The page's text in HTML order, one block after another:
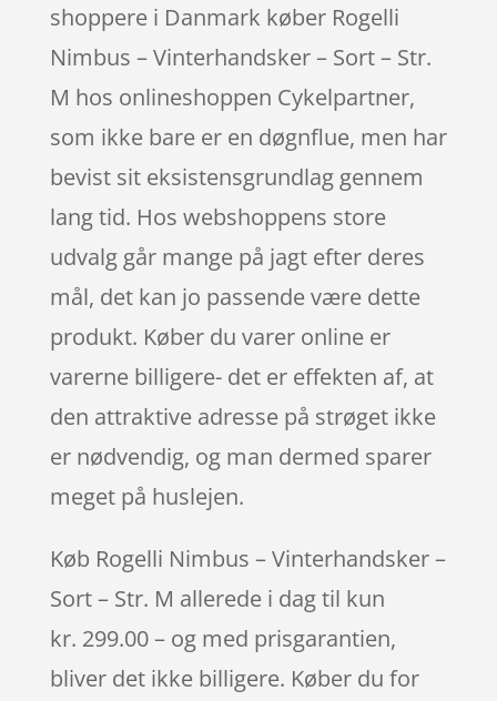
shoppere i Danmark køber Rogelli
Nimbus – Vinterhandsker – Sort – Str.
M hos onlineshoppen Cykelpartner,
som ikke bare er en døgnflue, men har
bevist sit eksistensgrundlag gennem
lang tid. Hos webshoppens store
udvalg går mange på jagt efter deres
mål, det kan jo passende være dette
produkt. Køber du varer online er
varerne billigere- det er effekten af, at
den attraktive adresse på strøget ikke
er nødvendig, og man dermed sparer
meget på huslejen.
Køb Rogelli Nimbus – Vinterhandsker –
Sort – Str. M allerede i dag til kun
kr. 299.00 – og med prisgarantien,
bliver det ikke billigere. Køber du for